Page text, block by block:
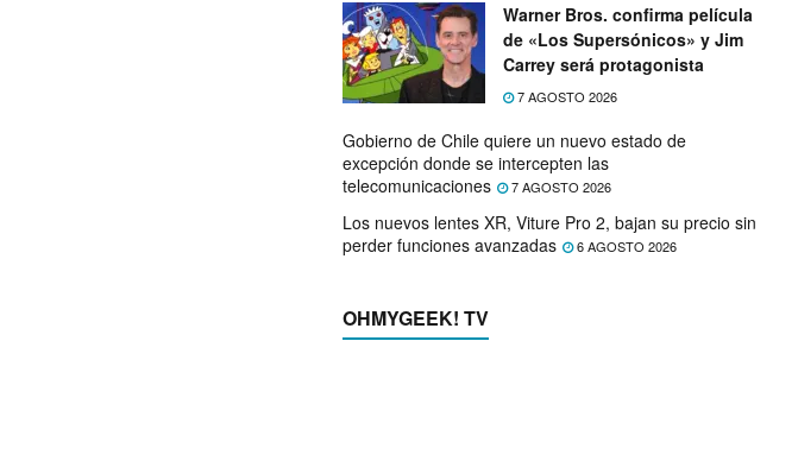
Warner Bros. confirma película
de «Los Supersónicos» y Jim
Carrey será protagonista
7 AGOSTO 2026
Gobierno de Chile quiere un nuevo estado de
excepción donde se intercepten las
telecomunicaciones
7 AGOSTO 2026
Los nuevos lentes XR, Viture Pro 2, bajan su precio sin
perder funciones avanzadas
6 AGOSTO 2026
OHMYGEEK! TV